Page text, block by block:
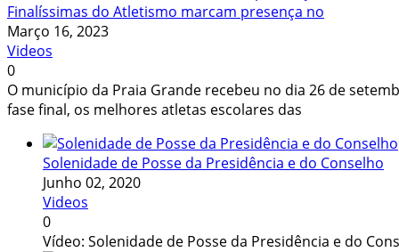
Finalíssimas do Atletismo marcam presença no
Março 16, 2023
Videos
0
O município da Praia Grande recebeu no dia 26 de
fase final, os melhores atletas escolares das
Solenidade de Posse da Presidência e do Conselho
Junho 02, 2020
Videos
0
Vídeo: Solenidade de Posse da Presidência e do